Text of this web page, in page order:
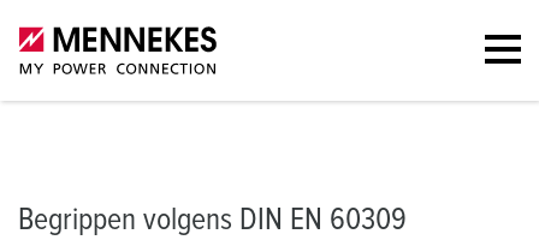
Begrippen FAQ Contact
Begrippen volgens DIN EN 60309